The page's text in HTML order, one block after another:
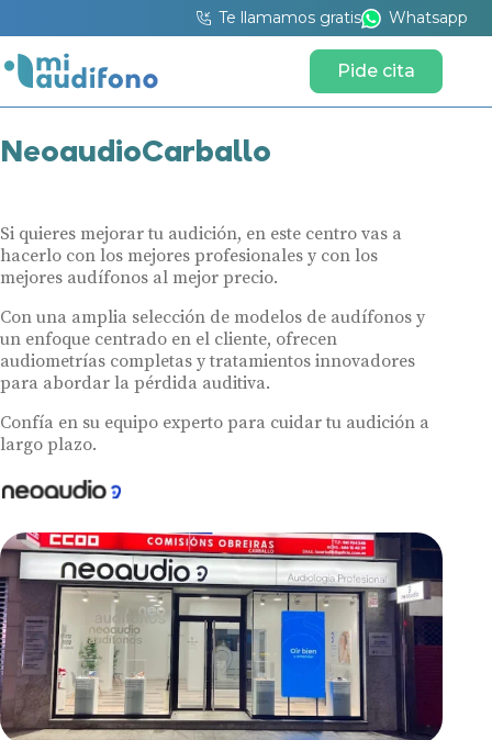
Te llamamos gratis Whatsapp
Pide cita
NeoaudioCarballo
Si quieres mejorar tu audición, en este centro vas a
hacerlo con los mejores profesionales y con los
mejores audífonos al mejor precio.
Con una amplia selección de modelos de audífonos y
un enfoque centrado en el cliente, ofrecen
audiometrías completas y tratamientos innovadores
para abordar la pérdida auditiva.
Confía en su equipo experto para cuidar tu audición a
largo plazo.